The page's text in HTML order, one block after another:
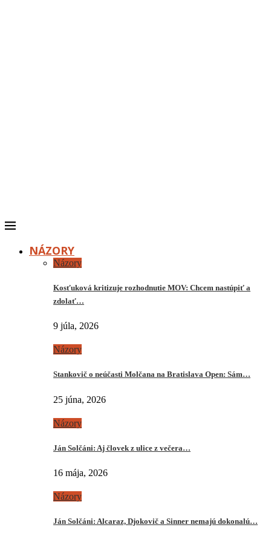
NÁZORY
Názory
Kosťuková kritizuje rozhodnutie MOV: Chcem nastúpiť a
zdolať…
9 júla, 2026
Názory
Stankovič o neúčasti Molčana na Bratislava Open: Sám…
25 júna, 2026
Názory
Ján Solčáni: Aj človek z ulice z večera…
16 mája, 2026
Názory
Ján Solčáni: Alcaraz, Djokovič a Sinner nemajú dokonalú…